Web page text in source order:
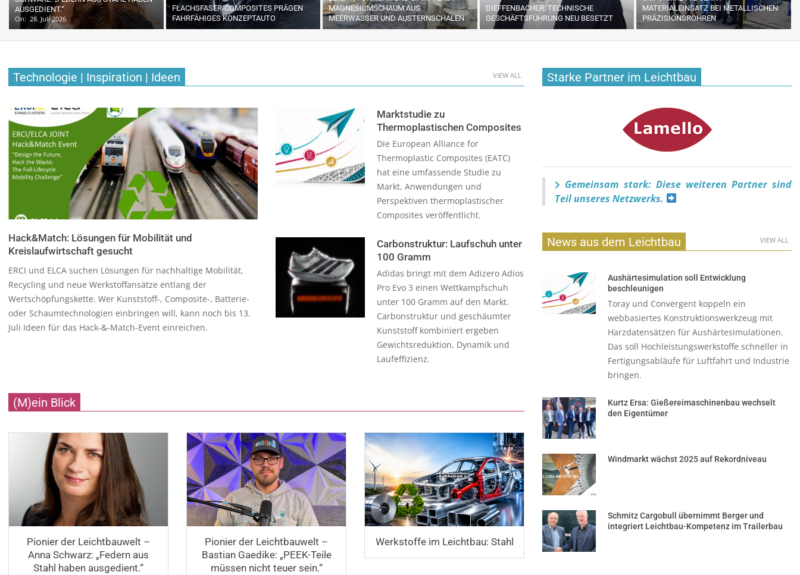
AUSGEDIENT.“
On: 28. Juli 2026
FLACHSFASER-COMPOSITES PRÄGEN
FAHRFÄHIGES KONZEPTAUTO
MAGNESIUMSCHAUM AUS
MEERWASSER UND AUSTERNSCHALEN
DIEFFENBACHER: TECHNISCHE
GESCHÄFTSFÜHRUNG NEU BESETZT
MATERIALEINSATZ BEI METALLISCHEN
PRÄZISIONSROHREN
Technologie | Inspiration | Ideen VIEW ALL
Hack&Match: Lösungen für Mobilität und
Kreislaufwirtschaft gesucht
ERCI und ELCA suchen Lösungen für nachhaltige Mobilität,
Recycling und neue Werkstoffansätze entlang der
Wertschöpfungskette. Wer Kunststoff-, Composite-, Batterie-
oder Schaumtechnologien einbringen will, kann noch bis 13.
Juli Ideen für das Hack-&-Match-Event einreichen.
Marktstudie zu
Thermoplastischen Composites
Die European Alliance for
Thermoplastic Composites (EATC)
hat eine umfassende Studie zu
Markt, Anwendungen und
Perspektiven thermoplastischer
Composites veröffentlicht.
Carbonstruktur: Laufschuh unter
100 Gramm
Adidas bringt mit dem Adizero Adios
Pro Evo 3 einen Wettkampfschuh
unter 100 Gramm auf den Markt.
Carbonstruktur und geschäumter
Kunststoff kombiniert ergeben
Gewichtsreduktion, Dynamik und
Laufeffizienz.
(M)ein Blick
Pionier der Leichtbauwelt –
Anna Schwarz: „Federn aus
Stahl haben ausgedient.“
Pionier der Leichtbauwelt –
Bastian Gaedike: „PEEK-Teile
müssen nicht teuer sein.“
Werkstoffe im Leichtbau: Stahl
Starke Partner im Leichtbau
Gemeinsam stark: Diese weiteren Partner sind
Teil unseres Netzwerks.
News aus dem Leichtbau VIEW ALL
Aushärtesimulation soll Entwicklung
beschleunigen
Toray und Convergent koppeln ein
webbasiertes Konstruktionswerkzeug mit
Harzdatensätzen für Aushärtesimulationen.
Das soll Hochleistungswerkstoffe schneller in
Fertigungsabläufe für Luftfahrt und Industrie
bringen.
Kurtz Ersa: Gießereimaschinenbau wechselt
den Eigentümer
Windmarkt wächst 2025 auf Rekordniveau
Schmitz Cargobull übernimmt Berger und
integriert Leichtbau-Kompetenz im Trailerbau